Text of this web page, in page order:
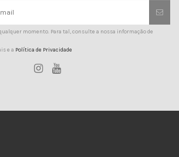
momento. Para tal, consulte a nossa informação de
e a Política de Privacidade